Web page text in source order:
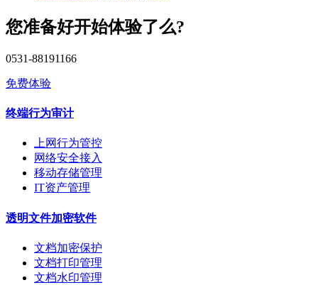
您准备好开始体验了么?
0531-88191166
免费体验
终端行为审计
上网行为管控
网络安全接入
移动存储管理
IT资产管理
透明文件加密软件
文档加密保护
文档打印管理
文档水印管理